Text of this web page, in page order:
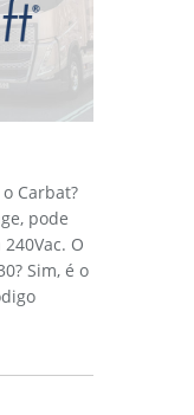
Carbat?
pode
O
Sim, é o